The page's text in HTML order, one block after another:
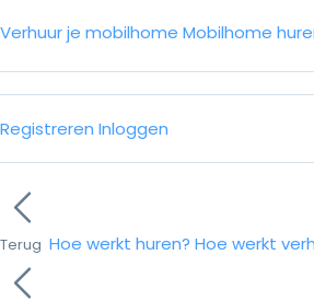
Verhuur je mobilhome Mobilhome
Registreren Inloggen
Terug Hoe werkt huren? Hoe werkt